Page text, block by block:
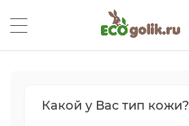
Какой у Вас тип кожи?